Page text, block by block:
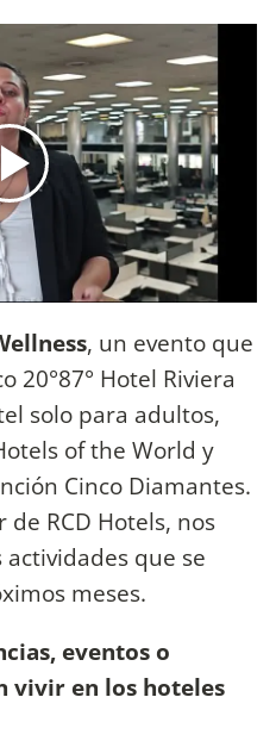
, un evento que
20°87° Hotel Riviera
solo para adultos,
of the World y
Cinco Diamantes.
de RCD Hotels, nos
que se
meses.
eventos o
vivir en los hoteles